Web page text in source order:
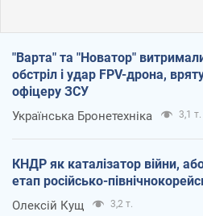
"Варта" та "Новатор"
обстріл і удар FPV-дрона,
офіцеру ЗСУ
Українська Бронетехніка 3,1 т.
КНДР як каталізатор війни,
етап російсько-
Олексій Кущ 3,2 т.